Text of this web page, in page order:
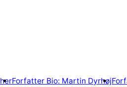
Forfatter Bio: Martin Dyrhøj